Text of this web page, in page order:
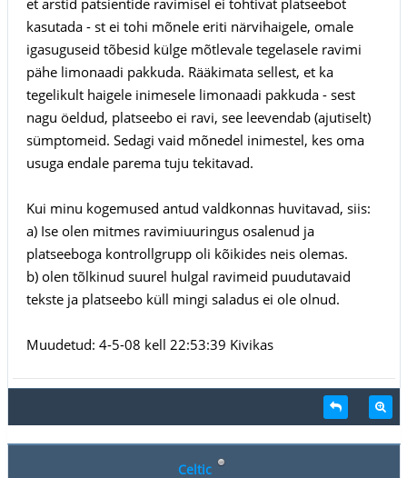
kasutada - st ei tohi mõnele eriti närvihaigele, omale
igasuguseid tõbesid külge mõtlevale tegelasele ravimi
pähe limonaadi pakkuda. Rääkimata sellest, et ka
tegelikult haigele inimesele limonaadi pakkuda - sest
nagu öeldud, platseebo ei ravi, see leevendab (ajutiselt)
sümptomeid. Sedagi vaid mõnedel inimestel, kes oma
usuga endale parema tuju tekitavad.
Kui minu kogemused antud valdkonnas huvitavad, siis:
a) Ise olen mitmes ravimiuuringus osalenud ja
platseeboga kontrollgrupp oli kõikides neis olemas.
b) olen tõlkinud suurel hulgal ravimeid puudutavaid
tekste ja platseebo küll mingi saladus ei ole olnud.
Muudetud: 4-5-08 kell 22:53:39 Kivikas
Celtic